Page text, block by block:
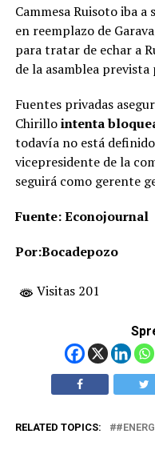
Cammesa Ruisoto iba
en reemplazo de
para tratar de echar a
de la asamblea prevista
Fuentes privadas
Chirillointenta
todavía no está
vicepresidente de la
seguirá como gerente
Fuente: Econojournal
Por:Bocadepozo
Visitas 201
RELATED TOPICS: